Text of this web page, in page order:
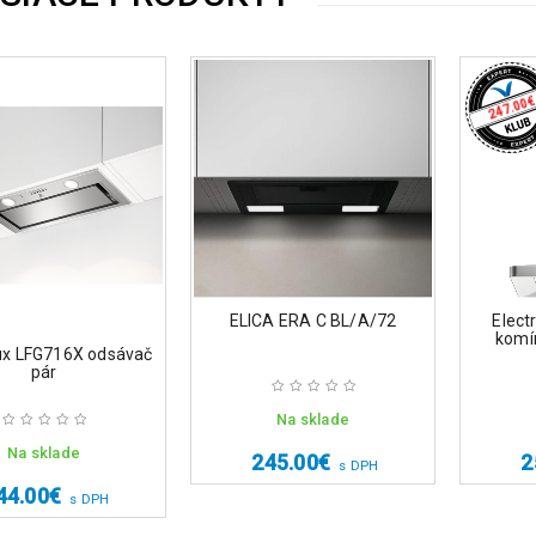
LFG716X odsávač
pár
Na sklade
€ s DPH
ELICA ERA C BL/A/72
Na sklade
245.00€ s DPH
247.00€